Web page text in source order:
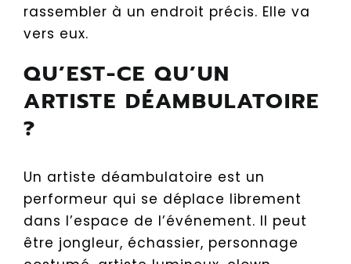
rassembler à un endroit précis. Elle va
vers eux.
QU’EST-CE QU’UN
ARTISTE DÉAMBULATOIRE
?
Un artiste déambulatoire est un
performeur qui se déplace librement
dans l’espace de l’événement. Il peut
être jongleur, échassier, personnage